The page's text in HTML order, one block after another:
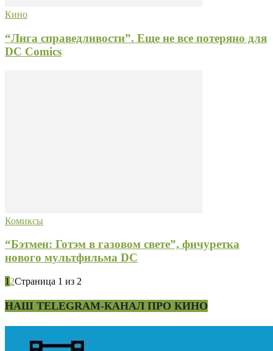
Кино
“Лига справедливости”. Еще не все потеряно для
DC Comics
Комиксы
“Бэтмен: Готэм в газовом свете”, фичуретка
нового мультфильма DC
1 2Страница 1 из 2
НАШ TELEGRAM-КАНАЛ ПРО КИНО